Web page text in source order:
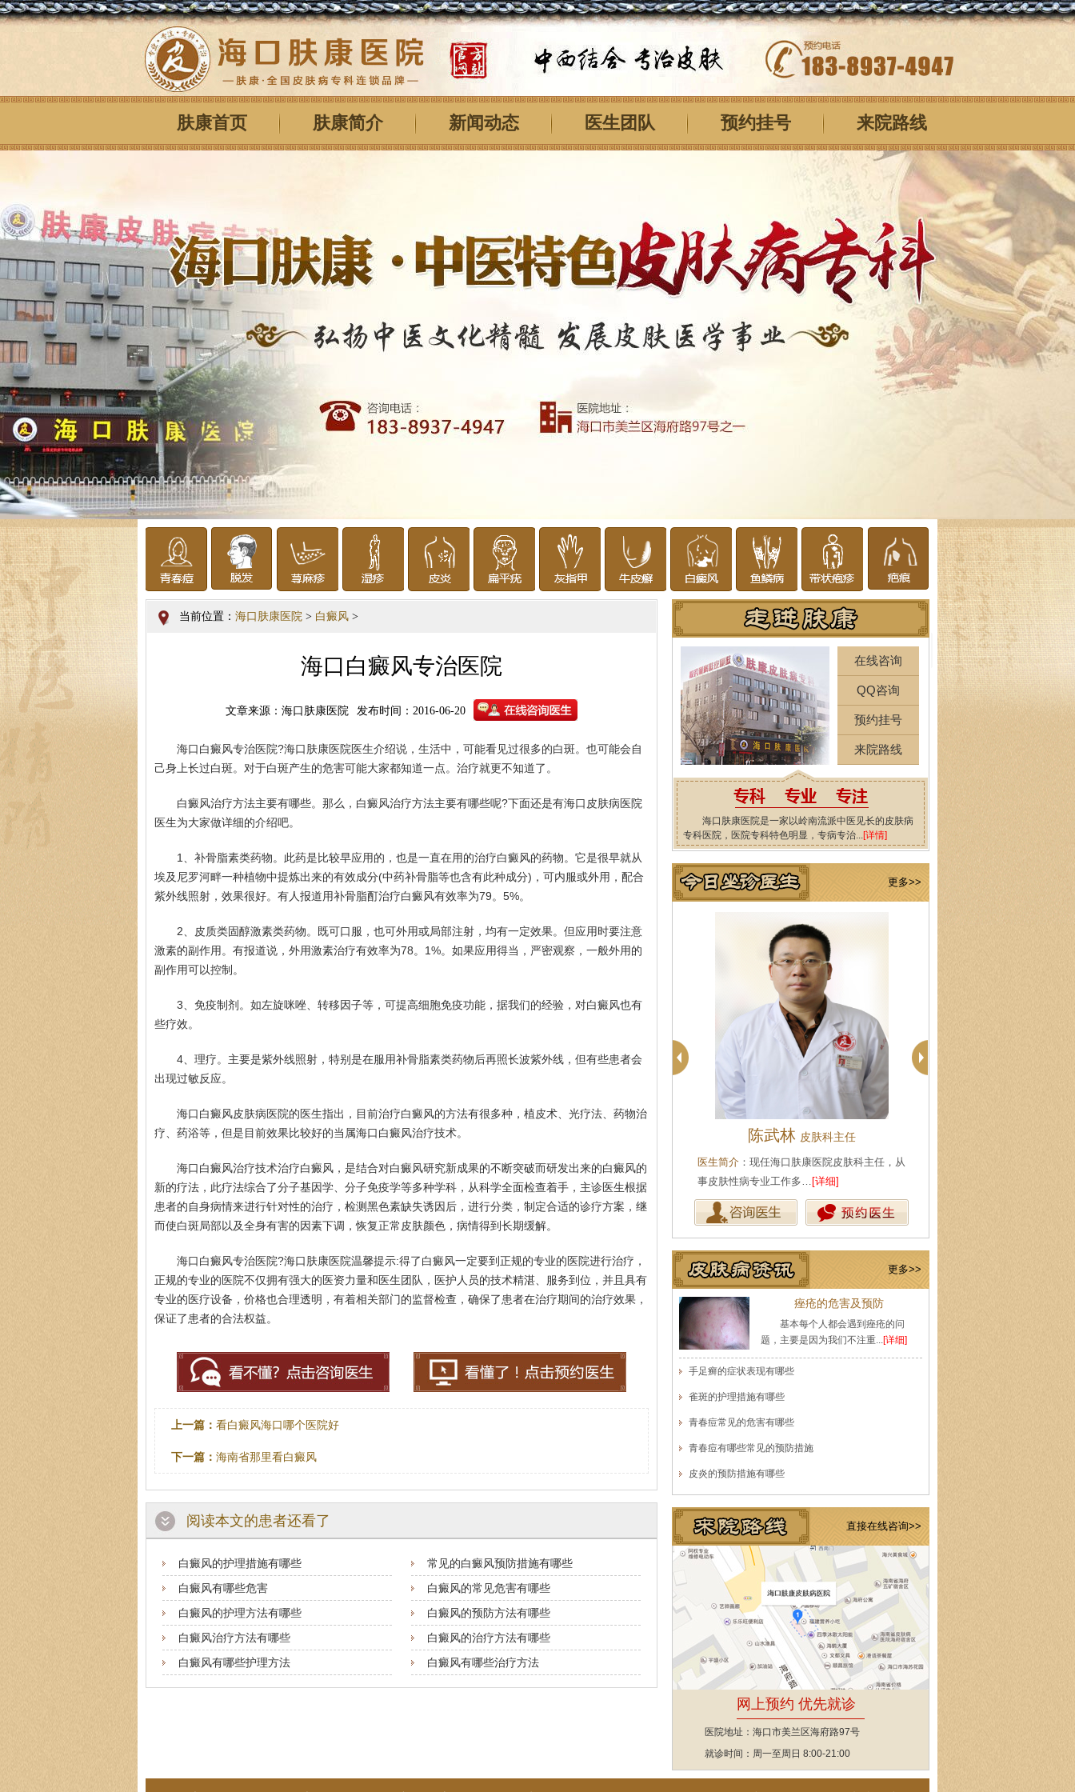
肤康首页 肤康简介 新闻动态 医生团队 预约挂号 来院路线
当前位置： 海口肤康医院 > 白癜风 >
海口白癜风专治医院
文章来源：海口肤康医院 发布时间：2016-06-20
海口白癜风专治医院?海口肤康医院医生介绍说，生活中，可能看见过很多的白斑。也可能会自
己身上长过白斑。对于白斑产生的危害可能大家都知道一点。治疗就更不知道了。
白癜风治疗方法主要有哪些。那么，白癜风治疗方法主要有哪些呢?下面还是有海口皮肤病医院
医生为大家做详细的介绍吧。
1、补骨脂素类药物。此药是比较早应用的，也是一直在用的治疗白癜风的药物。它是很早就从
埃及尼罗河畔一种植物中提炼出来的有效成分(中药补骨脂等也含有此种成分)，可内服或外用，配合
紫外线照射，效果很好。有人报道用补骨脂酊治疗白癜风有效率为79。5%。
2、皮质类固醇激素类药物。既可口服，也可外用或局部注射，均有一定效果。但应用时要注意
激素的副作用。有报道说，外用激素治疗有效率为78。1%。如果应用得当，严密观察，一般外用的
副作用可以控制。
3、免疫制剂。如左旋咪唑、转移因子等，可提高细胞免疫功能，据我们的经验，对白癜风也有
些疗效。
4、理疗。主要是紫外线照射，特别是在服用补骨脂素类药物后再照长波紫外线，但有些患者会
出现过敏反应。
海口白癜风皮肤病医院的医生指出，目前治疗白癜风的方法有很多种，植皮术、光疗法、药物治
疗、药浴等，但是目前效果比较好的当属海口白癜风治疗技术。
海口白癜风治疗技术治疗白癜风，是结合对白癜风研究新成果的不断突破而研发出来的白癜风的
新的疗法，此疗法综合了分子基因学、分子免疫学等多种学科，从科学全面检查着手，主诊医生根据
患者的自身病情来进行针对性的治疗，检测黑色素缺失诱因后，进行分类，制定合适的诊疗方案，继
而使白斑局部以及全身有害的因素下调，恢复正常皮肤颜色，病情得到长期缓解。
海口白癜风专治医院?海口肤康医院温馨提示:得了白癜风一定要到正规的专业的医院进行治疗，
正规的专业的医院不仅拥有强大的医资力量和医生团队，医护人员的技术精湛、服务到位，并且具有
专业的医疗设备，价格也合理透明，有着相关部门的监督检查，确保了患者在治疗期间的治疗效果，
保证了患者的合法权益。
上一篇： 看白癜风海口哪个医院好
下一篇： 海南省那里看白癜风
阅读本文的患者还看了
白癜风的护理措施有哪些
常见的白癜风预防措施有哪些
白癜风有哪些危害
白癜风的常见危害有哪些
白癜风的护理方法有哪些
白癜风的预防方法有哪些
白癜风治疗方法有哪些
白癜风的治疗方法有哪些
白癜风有哪些护理方法
白癜风有哪些治疗方法
在线咨询
QQ咨询
预约挂号
来院路线
海口肤康医院是一家以岭南流派中医见长的皮肤病
专科医院，医院专科特色明显，专病专治...[详情]
更多>>
医生简介：原海南医学院附属医院皮肤科主任
医师，副教授。从事皮…[详细]
陈武林 皮肤科主任
医生简介 ：现任海口肤康医院皮肤科主任，从
事皮肤性病专业工作多… [详细]
更多>>
痤疮的危害及预防
基本每个人都会遇到痤疮的问
题，主要是因为我们不注重...[详细]
手足癣的症状表现有哪些
雀斑的护理措施有哪些
青春痘常见的危害有哪些
青春痘有哪些常见的预防措施
皮炎的预防措施有哪些
直接在线咨询>>
网上预约 优先就诊
医院地址：海口市美兰区海府路97号
就诊时间：周一至周日 8:00-21:00